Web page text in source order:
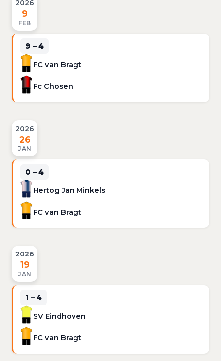
2026
9
FEB
9 – 4
FC van Bragt
Fc Chosen
2026
26
JAN
0 – 4
Hertog Jan Minkels
FC van Bragt
2026
19
JAN
1 – 4
SV Eindhoven
FC van Bragt